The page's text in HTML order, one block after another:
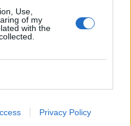
Use,
of my
with the
Privacy Policy
tartalmazza:
2 év napon belüli